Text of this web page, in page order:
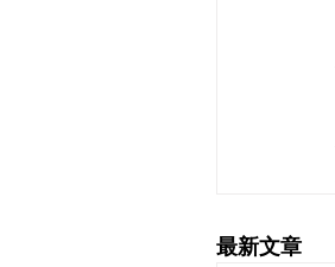
最新文章